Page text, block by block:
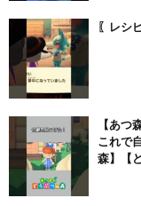
〖レシ
【あ
これで
森】【